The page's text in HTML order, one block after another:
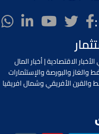
الاقتصادية | أخبار المال
والغاز والبورصة والإستثمارات
والقرن الأفريقي وشمال افريقيا